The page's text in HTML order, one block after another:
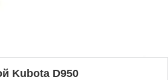
Kubota D950